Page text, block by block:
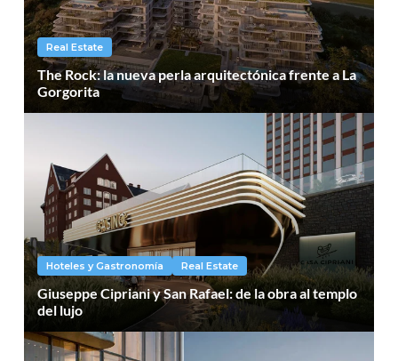
Real Estate
The Rock: la nueva perla arquitectónica frente a La
Gorgorita
Hoteles y Gastronomía Real Estate
Giuseppe Cipriani y San Rafael: de la obra al templo
del lujo